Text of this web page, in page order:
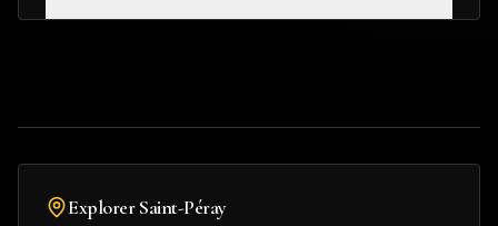
ExplorerSaint-Péray